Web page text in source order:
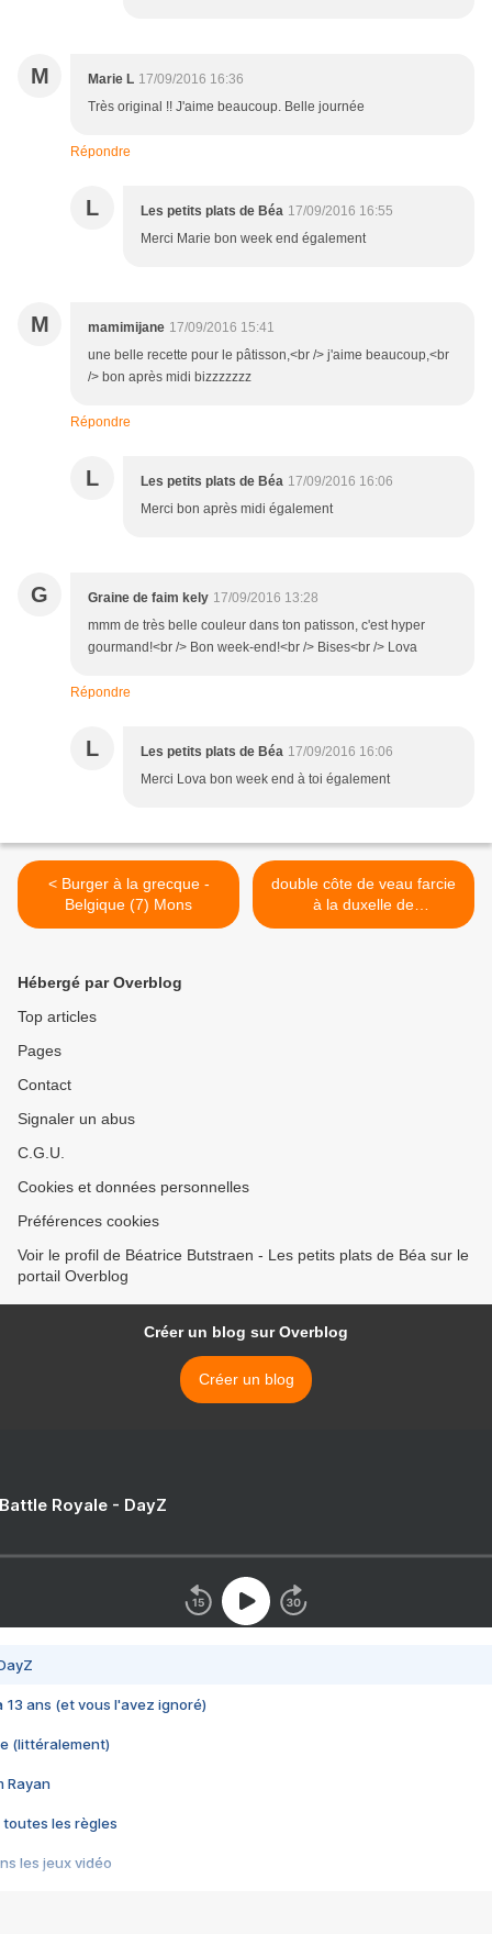
M Marie L 17/09/2016 16:36
Très original !! J'aime beaucoup. Belle journée
Répondre
L Les petits plats de Béa 17/09/2016 16:55
Merci Marie bon week end également
M mamimijane 17/09/2016 15:41
une belle recette pour le pâtisson,<br /> j'aime beaucoup,<br
/> bon après midi bizzzzzzz
Répondre
L Les petits plats de Béa 17/09/2016 16:06
Merci bon après midi également
G Graine de faim kely 17/09/2016 13:28
mmm de très belle couleur dans ton patisson, c'est hyper
gourmand!<br /> Bon week-end!<br /> Bises<br /> Lova
Répondre
L Les petits plats de Béa 17/09/2016 16:06
Merci Lova bon week end à toi également
< Burger à la grecque -
Belgique (7) Mons
double côte de veau farcie
à la duxelle de
champignons >
Hébergé par Overblog
Top articles
Pages
Contact
Signaler un abus
C.G.U.
Cookies et données personnelles
Préférences cookies
Voir le profil de Béatrice Butstraen - Les petits plats de Béa sur le
portail Overblog
Créer un blog sur Overblog
Créer un blog
Royale - DayZ
13 ans (et vous l'avez ignoré)
(littéralement)
Rayan
toutes les règles
les jeux vidéo